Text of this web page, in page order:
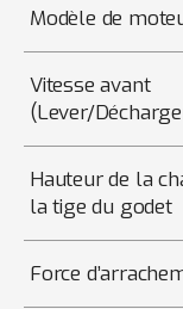
Modèle de
Vitesse avant
(Lever/
Hauteur de la
la tige du godet
Force